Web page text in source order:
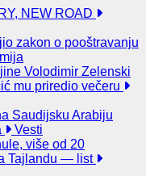
NEW ROAD
zakon o pooštravanju
Volodimir Zelenski
mu priredio večeru
Saudijsku Arabiju
Vesti
više od 20
Tajlandu — list